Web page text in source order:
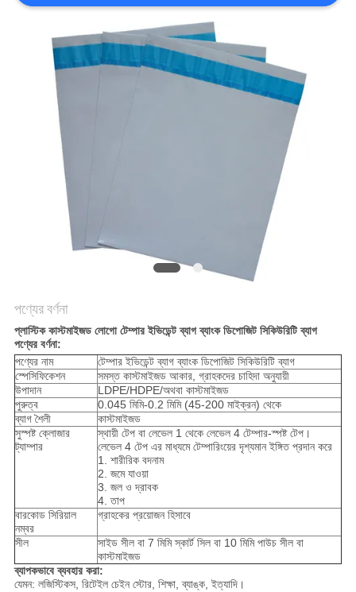
গোপনীয়তা
পণ্যের বর্ণনা
প্লাস্টিক কাস্টমাইজড লোগো টেম্পার ইভিডেন্ট ব্যাগ ব্যাংক ডিপোজিট সিকিউরিটি ব্যাগ
পণ্যের বর্ণনা:
পণ্যের নাম
টেম্পার ইভিডেন্ট ব্যাগ ব্যাংক ডিপোজিট সিকিউরিটি ব্যাগ
স্পেসিফিকেশন
সমস্ত কাস্টমাইজড আকার, গ্রাহকদের চাহিদা অনুযায়ী
উপাদান
LDPE/HDPE/অথবা কাস্টমাইজড
পুরুত্ব
0.045 মিমি-0.2 মিমি (45-200 মাইক্রন) থেকে
ব্যাগ শৈলী
কাস্টমাইজড
সুস্পষ্ট ক্লোজার
ট্যাম্পার
স্থায়ী টেপ বা লেভেল 1 থেকে লেভেল 4 টেম্পার-স্পষ্ট টেপ।
লেভেল 4 টেপ এর মাধ্যমে টেম্পারিংয়ের দৃশ্যমান ইঙ্গিত প্রদান করে
1. শারীরিক বদনাম
2. জমে যাওয়া
3. জল ও দ্রাবক
4. তাপ
বারকোড সিরিয়াল
নম্বর
গ্রাহকের প্রয়োজন হিসাবে
সীল
সাইড সীল বা 7 মিমি স্কার্ট সিল বা 10 মিমি পাউচ সীল বা
কাস্টমাইজড
ব্যাপকভাবে ব্যবহার করা:
যেমন: লজিস্টিকস, রিটেইল চেইন স্টোর, শিক্ষা, ব্যাঙ্ক, ইত্যাদি।